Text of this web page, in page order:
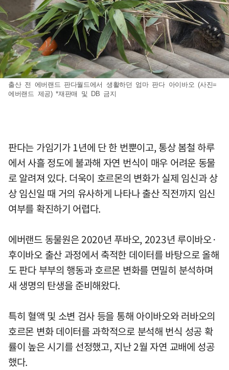
출산 전 에버랜드 판다월드에서 생활하던 엄마 판다 아이바오 (사진=
에버랜드 제공) *재판매 및 DB 금지
판다는 가임기가 1년에 단 한 번뿐이고, 통상 봄철 하루
에서 사흘 정도에 불과해 자연 번식이 매우 어려운 동물
로 알려져 있다. 더욱이 호르몬의 변화가 실제 임신과 상
상 임신일 때 거의 유사하게 나타나 출산 직전까지 임신
여부를 확진하기 어렵다.
에버랜드 동물원은 2020년 푸바오, 2023년 루이바오·
후이바오 출산 과정에서 축적한 데이터를 바탕으로 올해
도 판다 부부의 행동과 호르몬 변화를 면밀히 분석하며
새 생명의 탄생을 준비해왔다.
특히 혈액 및 소변 검사 등을 통해 아이바오와 러바오의
호르몬 변화 데이터를 과학적으로 분석해 번식 성공 확
률이 높은 시기를 선정했고, 지난 2월 자연 교배에 성공
했다.